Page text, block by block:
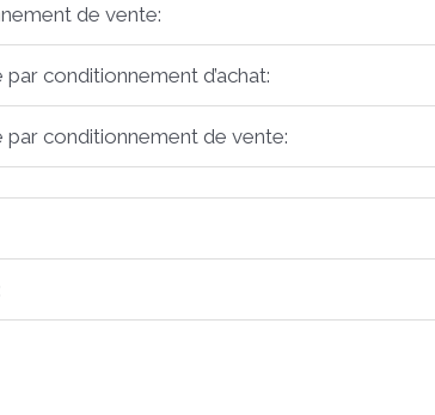
de vente:
par conditionnement d’achat:
par conditionnement de vente: